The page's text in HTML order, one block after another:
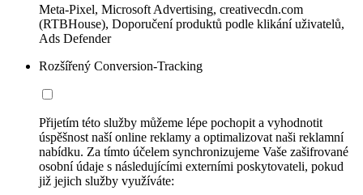
Meta-Pixel, Microsoft Advertising, creativecdn.com
(RTBHouse), Doporučení produktů podle klikání uživatelů,
Ads Defender
Rozšířený Conversion-Tracking
Přijetím této služby můžeme lépe pochopit a vyhodnotit
úspěšnost naší online reklamy a optimalizovat naši reklamní
nabídku. Za tímto účelem synchronizujeme Vaše zašifrované
osobní údaje s následujícími externími poskytovateli, pokud
již jejich služby využíváte: